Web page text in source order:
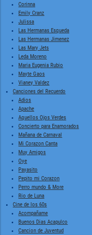
Corinna
Emily Cranz
Julissa
Las Hermanas Esqueda
Las Hermanas Jimenez
Las Mary Jets
Leda Moreno
Maria Eugenia Rubio
Mayte Gaos
Vianey Valdez
Canciones del Recuerdo
Adios
Apache
Aquellos Ojos Verdes
Concierto para Enamorados
Mañana de Carnaval
Mi Corazon Canta
Muy Amigos
Oye
Payasito
Pepito mi Corazon
Perro mundo & More
Rio de Luna
Cine de los 60s
Acompañame
Buenos Dias Acapulco
Cancion de Juventud